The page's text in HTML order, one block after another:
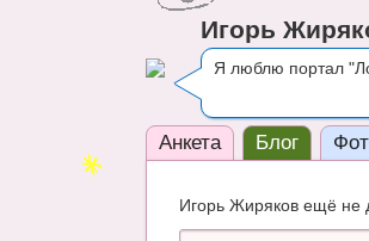
Игорь
Я люблю портал
Анкета Блог
Игорь Жиряков ещё не